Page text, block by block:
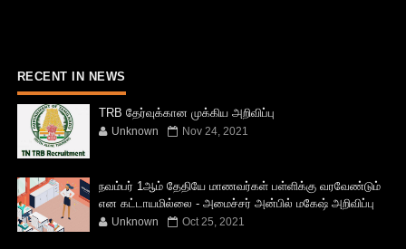
RECENT IN NEWS
TRB தேர்வுக்கான முக்கிய அறிவிப்பு
Unknown Nov 24, 2021
நவம்பர் 1ஆம் தேதியே மாணவர்கள் பள்ளிக்கு வரவேண்டும்
என கட்டாயமில்லை - அமைச்சர் அன்பில் மகேஷ் அறிவிப்பு
Unknown Oct 25, 2021